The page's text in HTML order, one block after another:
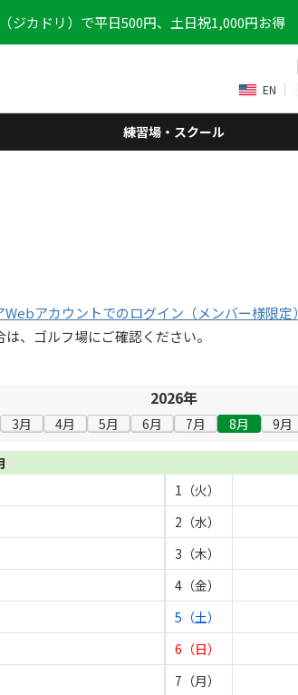
ジカドリ）で平日500円、土日祝1,000円お得
EN
練習場・スクール
Webアカウントでのログイン（メンバー様限定）
、ゴルフ場にご確認ください。
2026年
3月 4月 5月 6月 7月 8月 9月
1（火）
2（水）
3（木）
4（金）
5（土）
6（日）
7（月）